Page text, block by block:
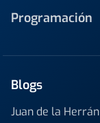
Programación
Blogs
Juan de la Herrán